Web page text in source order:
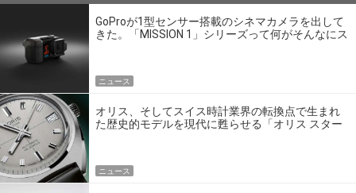
GoProが1型センサー搭載のシネマカメラを出して
きた。「MISSION 1」シリーズって何がそんなにス
ニュース
オリス、そしてスイス時計業界の転換点で生まれ
た歴史的モデルを現代に甦らせる「オリス スター
ニュース